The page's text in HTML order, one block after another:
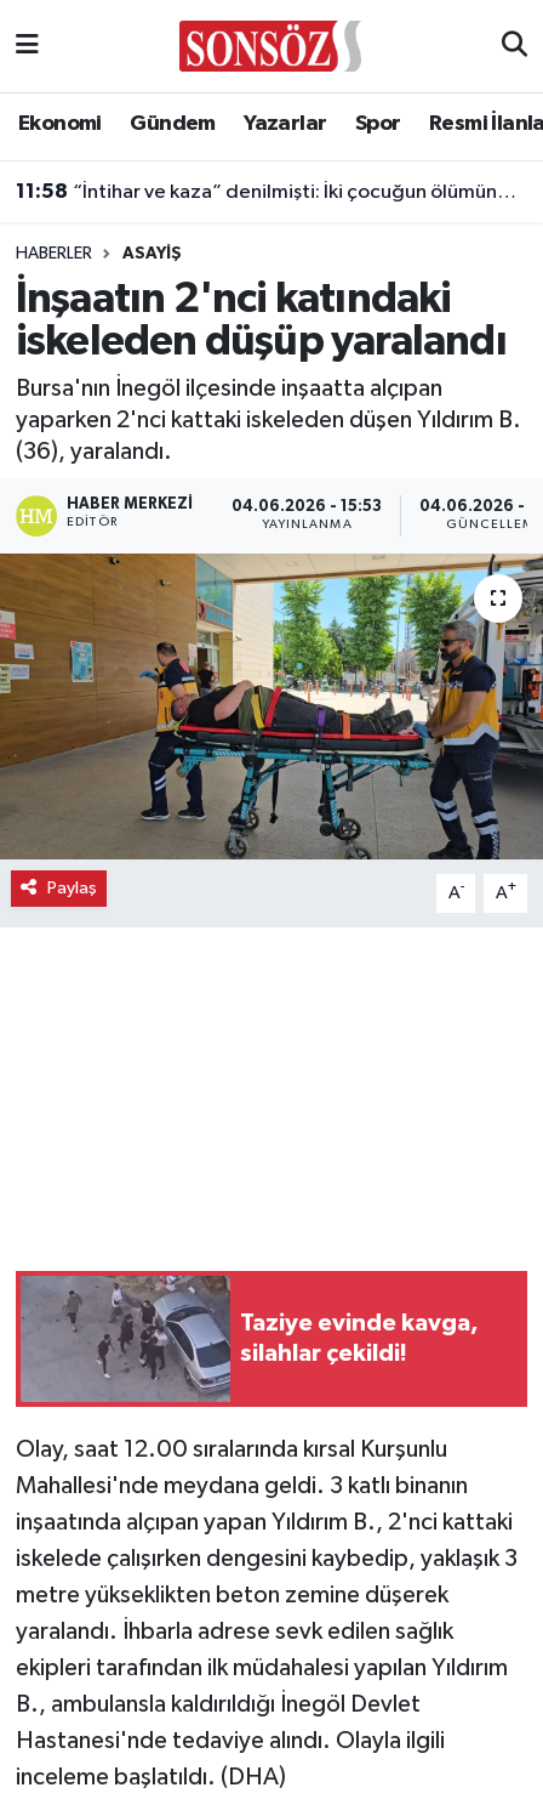
Ekonomi Gündem Yazarlar Spor Resmi
11:58 “İntihar ve kaza” denilmişti: İki çocuğun ölümünde gerçek ortaya çıktı!
HABERLER ASAYIŞ
İnşaatın 2'nci katındaki
iskeleden düşüp yaralandı
Bursa'nın İnegöl ilçesinde inşaatta alçıpan
yaparken 2'nci kattaki iskeleden düşen Yıldırım B.
(36), yaralandı.
HABER MERKEZI
EDITÖR
04.06.2026 - 15:53
YAYINLANMA
04.06.2026 -
GÜNCELLEME
Paylaş A- A+
Taziye evinde kavga,
silahlar çekildi!
Olay, saat 12.00 sıralarında kırsal Kurşunlu
Mahallesi'nde meydana geldi. 3 katlı binanın
inşaatında alçıpan yapan Yıldırım B., 2'nci kattaki
iskelede çalışırken dengesini kaybedip, yaklaşık 3
metre yükseklikten beton zemine düşerek
yaralandı. İhbarla adrese sevk edilen sağlık
ekipleri tarafından ilk müdahalesi yapılan Yıldırım
B., ambulansla kaldırıldığı İnegöl Devlet
Hastanesi'nde tedaviye alındı. Olayla ilgili
inceleme başlatıldı. (DHA)
Asayiş
Çevre
Diğer
Dünya
Eğitim
Ekonomi
Eleman
Gündem
Haber
Sağlık
Seri İlan
Sokak Hayvanlarını Sahiplendirme
Sonsöz Özel
Vasıta
Yaşam
Ankara Nöbetçi Eczaneler
Ankara Trafik Yoğunluk Haritası
Süper Lig Puan Durumu ve Fikstür
Tüm Manşetler
Son Dakika Haberleri
Haber Arşivi